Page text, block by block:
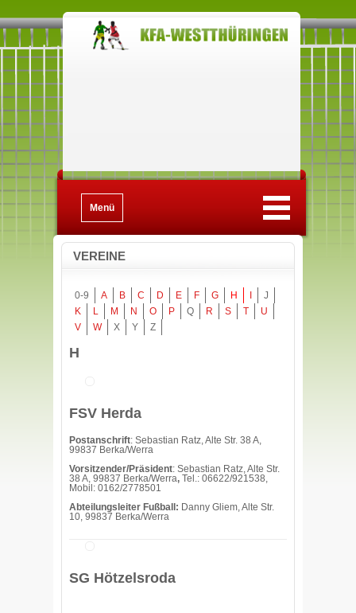
Menü
VEREINE
0-9 A B C D E F G H
J
K
L M N O P Q R S T
U
V
W X Y Z
H
FSV Herda
Postanschrift: Sebastian Ratz, Alte Str. 38 A,
99837 Berka/Werra
Vorsitzender/Präsident: Sebastian Ratz, Alte Str.
38 A, 99837 Berka/Werra, Tel.: 06622/921538,
Mobil: 0162/2778501
Abteilungsleiter Fußball: Danny Gliem, Alte Str.
10, 99837 Berka/Werra
SG Hötzelsroda